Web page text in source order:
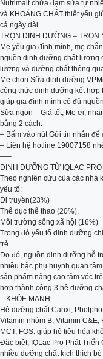
Nutrimalt chứa đạm sữa tự
và KHOÁNG CHẤT thiết yếu
cả ngày dài.
TRỌN DINH DƯỠNG – TRỌN
Mẹ yêu gia đình mình, mẹ
nguồn dinh dưỡng chất lượng
lượng và dưỡng chất thông
Mẹ chọn Sữa dinh dưỡng
công thức dinh dưỡng kết hợp
giúp gia đình mình có đủ
Sữa ngon – Giá tốt, Mẹ ơi,
bằng 2 cách:
– Bấm vào nút Gửi tin nhắn
– Liên hệ hotline 19007158
—–
DINH DƯỠNG TỪ IQLAC
Theo nghiên cứu của các nhà
yếu tố:
Di truyền(23%)
Thể dục thể thao (20%),
Môi trường sống xã hội (16%)
Trong đó yếu tố dinh dưỡng
trẻ.
Do đó, nguồn dinh dưỡng hỗ
nhiều bậc phụ huynh quan
sản phẩm nâng cao tầm vóc
hợp thành công 3 hệ dưỡng
– KHỎE MẠNH.
Hệ dưỡng chất Canxi;
Vitamin nhóm B, Vitamin
MCT; FOS: giúp hệ tiêu hóa
Đặc biệt, IQLac Pro Phát Triển
nhiều dưỡng chất kích thích